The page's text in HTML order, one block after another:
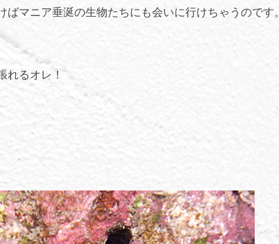
ばマニア垂涎の生物たちにも会いに行けちゃうのです。
れるオレ！